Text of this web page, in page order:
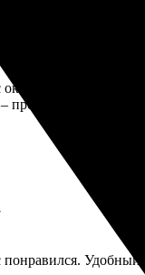
оказался простым и
просто супер!
понравился.